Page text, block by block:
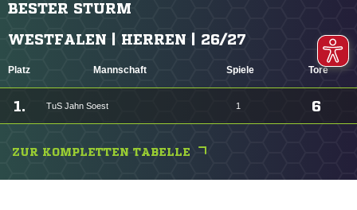
BESTER STURM
WESTFALEN | HERREN | 26/27
Platz Mannschaft Spiele Tore
1. TuS Jahn Soest 1 6
ZUR KOMPLETTEN TABELLE